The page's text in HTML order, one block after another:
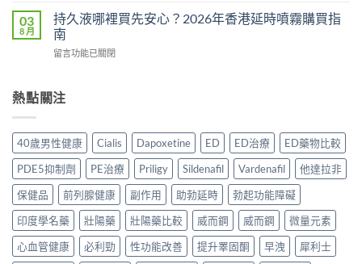
多？
正
確
一
次
清
楚〉
中
是
心
作
香
家
實
測
評
價〉
中
完
整
分
析
見
用、
安
全
服
方
法
與
正
香
港
邊
度
貨？
購
買
渠
道
價
錢
完
整
指
03
8 月
持久液哪裡買先安心？2026年香港延時噴霧購買指
南
在
液
哪
買
先
安
心？
2026
年
香
港
延
時
留言功能已關閉
熱點關注
40歲男性健康 Cialis Dapoxetine ED ED治療
ED藥物比較
PDE5抑制劑
PE治療 Priligy Sildenafil Vardenafil
他達拉非
保健品
前列腺健康 副作用 助勃延時
勃起功能障礙
印度學名藥
壯陽藥 壯陽藥比較 威而鋼 威而鋼
微量元素
心血管健康
必利勁 性功能改善 提升睪固酮 早洩 犀利士